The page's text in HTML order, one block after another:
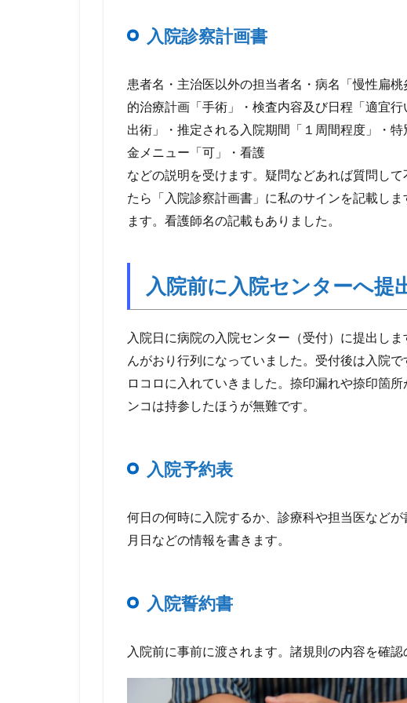
入院診察計画書
患者名・主治医以外の担当者名・病名「慢性扁
的治療計画「手術」・検査内容及び日程「適宜
出術」・推定される入院期間「１周間程度」・
金メニュー「可」・看護
などの説明を受けます。疑問などあれば質問し
たら「入院診察計画書」に私のサインを記載し
ます。看護師名の記載もありました。
入院前に入院センターへ提
入院日に病院の入院センター（受付）に提出し
んがおり行列になっていました。受付後は入院
ロコロに入れていきました。捺印漏れや捺印箇
ンコは持参したほうが無難です。
入院予約表
何日の何時に入院するか、診療科や担当医など
月日などの情報を書きます。
入院誓約書
入院前に事前に渡されます。諸規則の内容を確